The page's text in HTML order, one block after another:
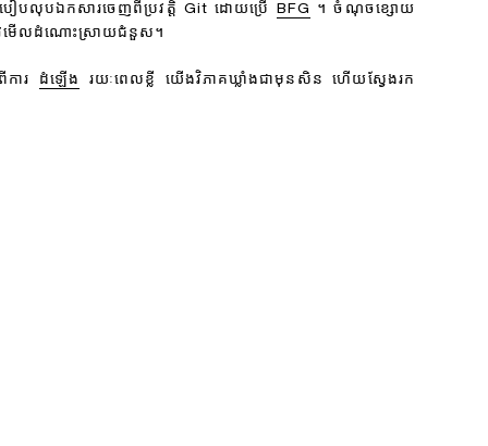
ៀបលុបឯកសារចេញពីប្រវត្តិ Git ដោយប្រើ BFG
។ ចំណុចខ្សោយ
វមើលដំណោះស្រាយជំនួស។
ការ ​ដំឡើង ​រយៈ​ពេល​ខ្លី យើង​វិភាគ​ឃ្លាំង​ជា​មុន​សិន ហើយ​ស្វែង​រក​